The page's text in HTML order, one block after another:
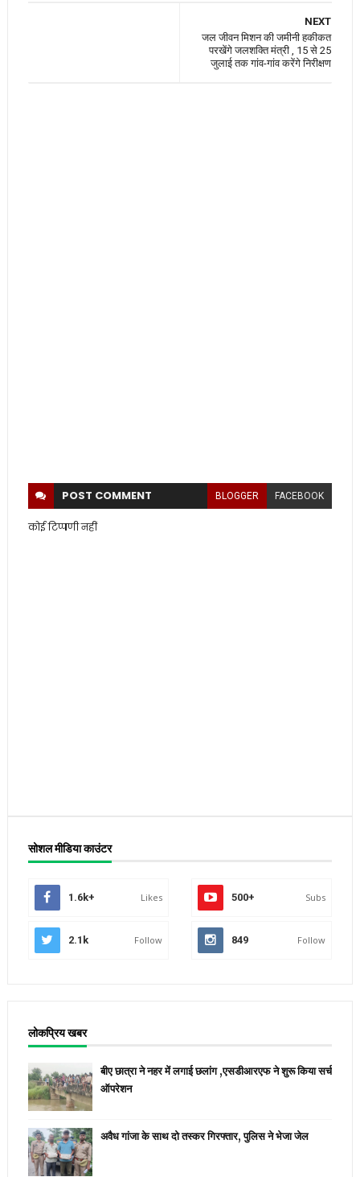
NEXT
जल जीवन मिशन की जमीनी हकीकत
परखेंगे जलशक्ति मंत्री , 15 से 25
जुलाई तक गांव-गांव करेंगे निरीक्षण
POST COMMENT BLOGGER FACEBOOK
कोई टिप्पणी नहीं
सोशल मीडिया काउंटर
1.6k+ Likes 500+ Subs
2.1k Follow 849 Follow
लोकप्रिय खबर
बीए छात्रा ने नहर में लगाई छलांग ,एसडीआरएफ ने शुरू किया सर्च
ऑपरेशन
अवैध गांजा के साथ दो तस्कर गिरफ्तार, पुलिस ने भेजा जेल